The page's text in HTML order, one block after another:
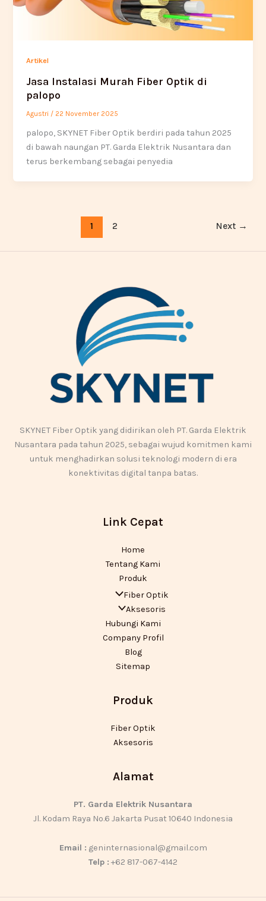
Artikel
Jasa Instalasi Murah Fiber Optik di
palopo
Agustri / 22 November 2025
palopo, SKYNET Fiber Optik berdiri pada tahun 2025
di bawah naungan PT. Garda Elektrik Nusantara dan
terus berkembang sebagai penyedia
1 2 Next →
SKYNET Fiber Optik yang didirikan oleh PT. Garda Elektrik
Nusantara pada tahun 2025, sebagai wujud komitmen kami
untuk menghadirkan solusi teknologi modern di era
konektivitas digital tanpa batas.
Link Cepat
Home
Tentang Kami
Produk
Fiber Optik
Aksesoris
Hubungi Kami
Company Profil
Blog
Sitemap
Produk
Fiber Optik
Aksesoris
Alamat
PT. Garda Elektrik Nusantara
Jl. Kodam Raya No.6 Jakarta Pusat 10640 Indonesia
Email : geninternasional@gmail.com
Telp : +62 817-067-4142